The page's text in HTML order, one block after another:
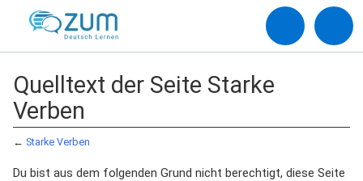
Quelltext der Seite Starke
Verben
← Starke Verben
Du bist aus dem folgenden Grund nicht berechtigt, diese Seite